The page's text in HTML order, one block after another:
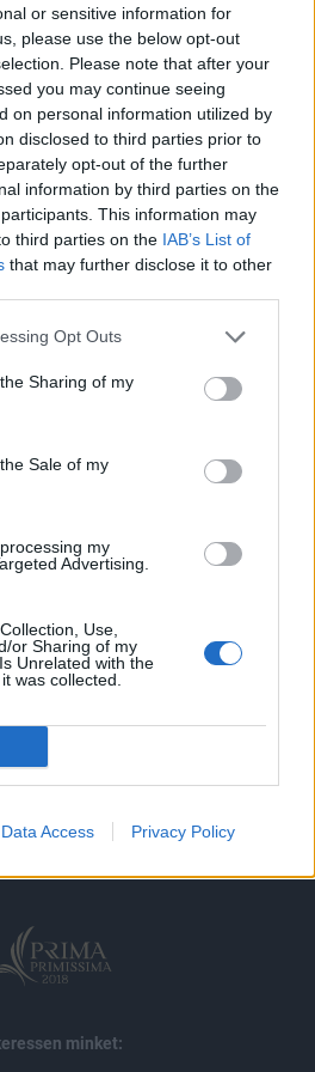
or sensitive information for
please use the below opt-out
Please note that after your
you may continue seeing
on personal information utilized by
disclosed to third parties prior to
opt-out of the further
information by third parties on the
This information may
third parties on the IAB’s List of
that may further disclose it to other
Opt Outs
Sharing of my
Sale of my
my
Advertising.
Use,
or Sharing of my
Unrelated with the
was collected.
Data Access Privacy Policy
fizetési tranzakciókat tudjon
egymással. A
a következő 12
hírarchívumához
előfizetéses
tartalmazza:
2 év napon belüli
BEJELENTKEZÉS
jogok médiaajánlat
karrier
minket: